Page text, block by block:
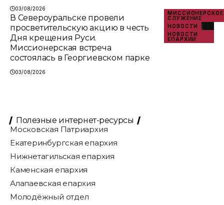
03/08/2026
МИССИОНЕРСКОЕ
СЛУЖЕНИЕ
НОВОСТИ
НОВОСТИ
ЕПАРХИИ
В Североуральске провели
просветительскую акцию в честь
Дня крещения Руси.
Миссионерская встреча
состоялась в Георгиевском парке
03/08/2026
Полезные интернет-ресурсы
Московская Патриархия
Екатеринбургская епархия
Нижнетагильская епархия
Каменская епархия
Алапаевская епархия
Молодёжный отдел